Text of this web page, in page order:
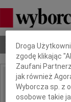
Nekrologi
IMIĘ I NAZWISKO:
Dbamy o Twoją
Droga
zgodę klikając
Zaufani
jak również
Wyborcza sp. z
osobowe takie